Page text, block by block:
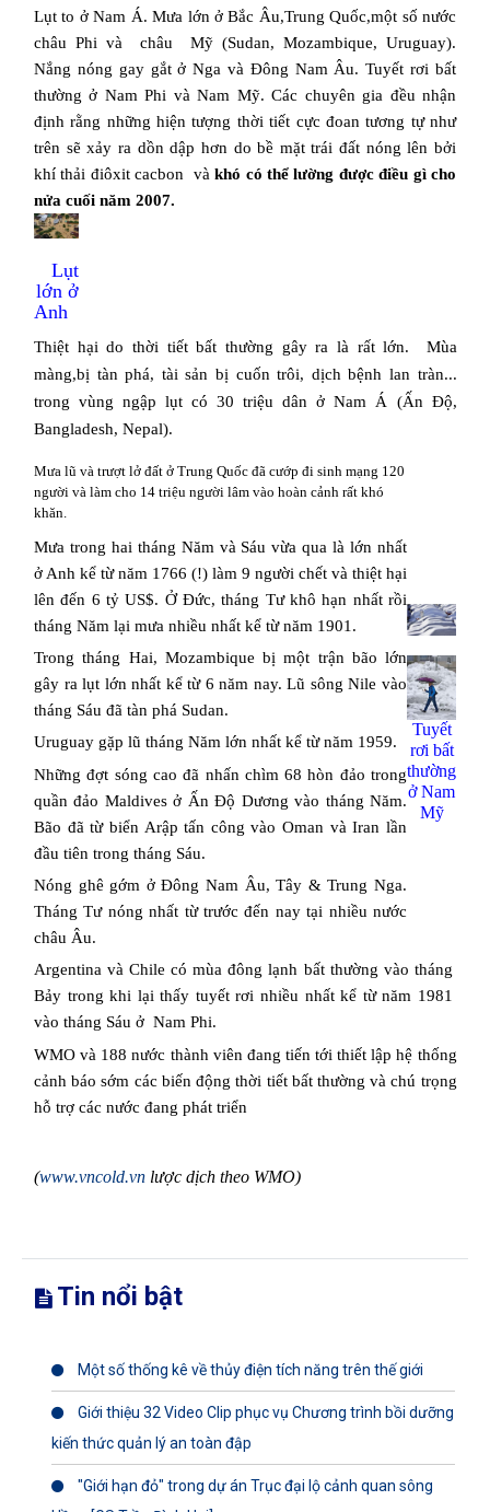
Lụt to ở Nam Á. Mưa lớn ở Bắc Âu,Trung Quốc,một số nước
châu Phi và
châu Mỹ (Sudan, Mozambique, Uruguay).
Nắng nóng gay gắt ở Nga và Đông Nam Âu. Tuyết rơi bất
thường ở Nam Phi và Nam Mỹ. Các chuyên gia đều nhận
định rằng những hiện tượng thời tiết cực đoan tương tự như
trên sẽ xảy ra dồn dập hơn do bề mặt trái đất nóng lên bởi
khí thải điôxit cacbon
vàkhó có thể lường được điều gì cho
nửa cuối năm 2007.
Lụt
lớn ở
Anh
Thiệt hại do thời tiết bất thường gây ra là rất lớn.
Mùa
màng,bị tàn phá, tài sản bị cuốn trôi, dịch bệnh lan tràn...
trong vùng ngập lụt có 30 triệu dân ở Nam Á (Ấn Độ,
Bangladesh, Nepal).
Tuyết
rơi bất
thường
ở Nam
Mỹ
Mưa lũ và trượt lở đất ở Trung Quốc đã cướp đi sinh mạng 120
người và làm cho 14 triệu người lâm vào hoàn cảnh rất khó
khăn.
Mưa trong hai tháng Năm và Sáu vừa qua là lớn nhất
ở Anh kể từ năm 1766 (!) làm 9 người chết và thiệt hại
lên đến 6 tỷ US$. Ở Đức, tháng Tư khô hạn nhất rồi
tháng Năm lại mưa nhiều nhất kể từ năm 1901.
Trong tháng Hai, Mozambique bị một trận bão lớn
gây ra lụt lớn nhất kể từ 6 năm nay. Lũ sông Nile vào
tháng Sáu đã tàn phá Sudan.
Uruguay gặp lũ tháng Năm lớn nhất kể từ năm 1959.
Những đợt sóng cao đã nhấn chìm 68 hòn đảo trong
quần đảo Maldives ở Ấn Độ Dương vào tháng Năm.
Bão đã từ biển Arập tấn công vào Oman và Iran lần
đầu tiên trong tháng Sáu.
Nóng ghê gớm ở Đông Nam Âu, Tây & Trung Nga.
Tháng Tư nóng nhất từ trước đến nay tại nhiều nước
châu Âu.
Argentina vàChile có mùa đông lạnh bất thường vào tháng
Bảy trong khi lại thấy tuyết rơi nhiều nhất kể từ năm 1981
vào tháng Sáu ở Nam Phi.
WMO và 188 nước thành viên đang tiến tới thiết lập hệ thống
cảnh báo sớm các biến động thời tiết bất thường và chú trọng
hỗ trợ các nước đang phát triển
(www.vncold.vn lược dịch theo WMO)
Tin nổi bật
Một số thống kê về thủy điện tích năng trên thế giới
Giới thiệu 32 Video Clip phục vụ Chương trình bồi dưỡng
kiến thức quản lý an toàn đập
"Giới hạn đỏ" trong dự án Trục đại lộ cảnh quan sông